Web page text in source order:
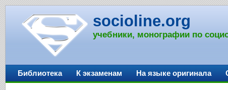
socioline.org
учебники, монографии по
Библиотека К экзаменам На языке оригинала